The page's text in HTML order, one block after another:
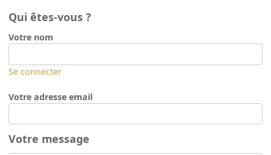
Qui êtes-vous ?
Votre nom
Se connecter
Votre adresse email
Votre message